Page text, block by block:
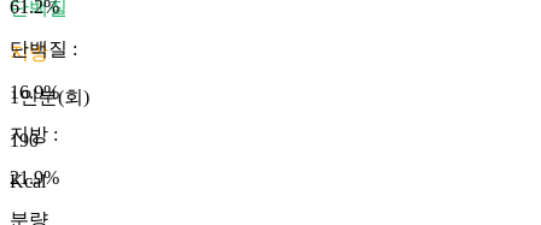
단백질
지방
1인분(회)
190
Kcal
61.2%
단백질 :
16.9%
지방 :
21.9%
분량